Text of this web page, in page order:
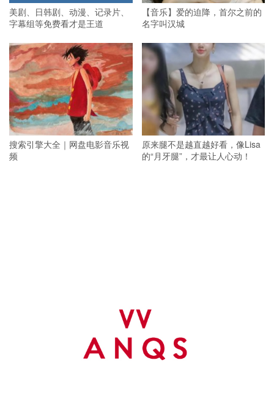
美剧、日韩剧、动漫、记录片、
字幕组等免费看才是王道
【音乐】爱的迫降，首尔之前的
名字叫汉城
搜索引擎大全｜网盘电影音乐视
频
原来腿不是越直越好看，像Lisa
的“月牙腿”，才最让人心动！